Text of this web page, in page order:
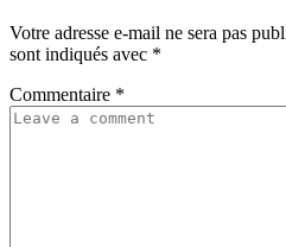
Votre adresse e-mail ne sera pas
sont indiqués avec *
Commentaire *